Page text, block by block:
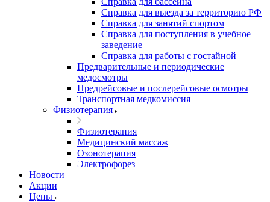
Справка для выезда за территорию РФ
Справка для занятий спортом
Справка для поступления в учебное
заведение
Справка для работы с гостайной
Предварительные и периодические
медосмотры
Предрейсовые и послерейсовые осмотры
Транспортная медкомиссия
Физиотерапия
Физиотерапия
Медицинский массаж
Озонотерапия
Электрофорез
Новости
Акции
Цены